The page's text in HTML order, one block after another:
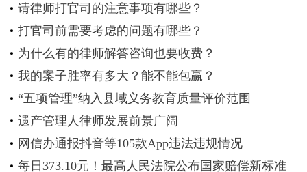
请律师打官司的注意事项有哪些？
打官司前需要考虑的问题有哪些？
为什么有的律师解答咨询也要收费？
我的案子胜率有多大？能不能包赢？
“五项管理”纳入县域义务教育质量评价范围
遗产管理人律师发展前景广阔
网信办通报抖音等105款App违法违规情况
每日373.10元！最高人民法院公布国家赔偿新标准